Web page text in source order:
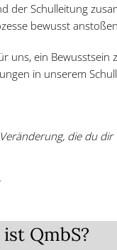
der Schulleitung
bewusst
uns, ein Bewusstsein
in unserem
die du
ist QmbS?